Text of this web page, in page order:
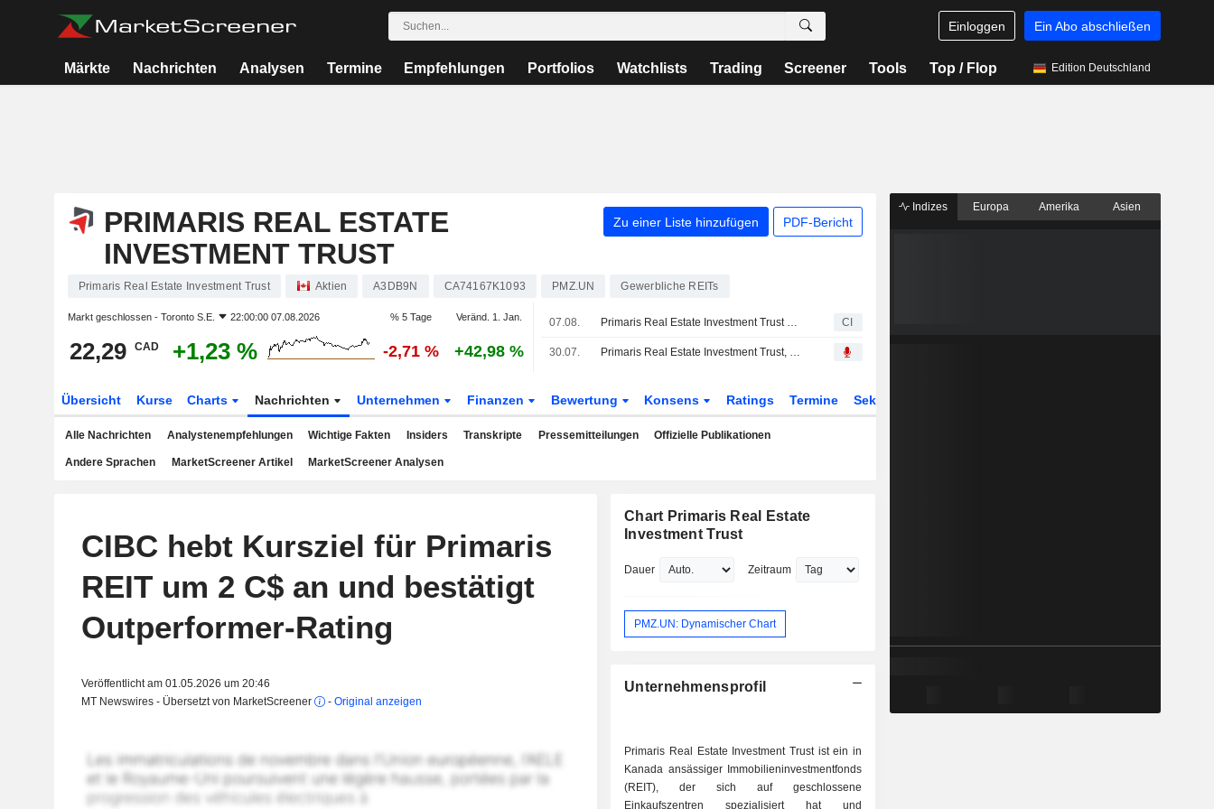
Einloggen Ein Abo abschließen
Märkte Nachrichten Analysen Termine Empfehlungen Portfolios Watchlists Trading Screener Tools Top / Flop Edition Deutschland
PRIMARIS REAL ESTATE
INVESTMENT TRUST
Zu einer Liste hinzufügen PDF-Bericht
Primaris Real Estate Investment Trust Aktien A3DB9N CA74167K1093 PMZ.UN Gewerbliche REITs
Markt geschlossen - Toronto S.E. 22:00:00 07.08.2026 % 5 Tage Veränd. 1. Jan.
22,29 CAD +1,23 % -2,71 % +42,98 %
07.08. Primaris Real Estate Investment Trust kündigt Ausschüttung für den Monat August 2026 an, zahlbar am 15. September 2026 CI
30.07. Primaris Real Estate Investment Trust, Q2 2026 Earnings Call, Jul 30, 2026
Übersicht Kurse Charts Nachrichten Unternehmen Finanzen Bewertung Konsens Ratings Termine Sektor
Alle Nachrichten Analystenempfehlungen Wichtige Fakten Insiders Transkripte Pressemitteilungen Offizielle Publikationen
Andere Sprachen MarketScreener Artikel MarketScreener Analysen
CIBC hebt Kursziel für Primaris
REIT um 2 C$ an und bestätigt
Outperformer-Rating
Veröffentlicht am 01.05.2026 um 20:46
MT Newswires - Übersetzt von MarketScreener
- Original anzeigen
Chart Primaris Real Estate
Investment Trust
Dauer Zeitraum
PMZ.UN: Dynamischer Chart
Unternehmensprofil
Primaris Real Estate Investment Trust ist ein in
Kanada ansässiger Immobilieninvestmentfonds
(REIT), der sich auf geschlossene
Einkaufszentren spezialisiert hat und
Indizes Europa Amerika Asien